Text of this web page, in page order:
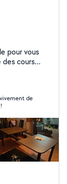
pour vous
des cours
À très vite :)
de
!